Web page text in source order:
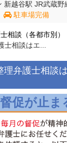
新越谷駅 JR武蔵野
駐車場完備
相談（各都市別）
相談はエ...
理弁護士相談
促が止ま